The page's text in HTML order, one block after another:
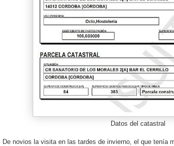
Datos del catastral
De novios la visita en las tardes de invierno, el que tenía